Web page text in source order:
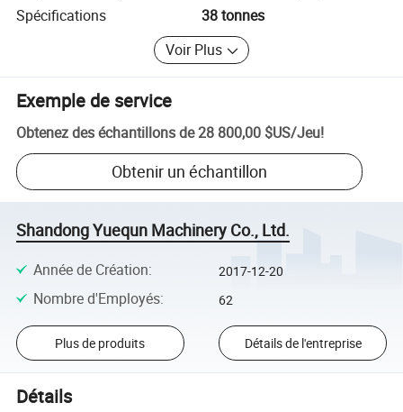
Spécifications
38 tonnes
Voir Plus
Exemple de service
Obtenez des échantillons de28 800,00 $US/Jeu!
Obtenir un échantillon
Shandong Yuequn Machinery Co., Ltd.
Année de Création: 2017-12-20
Nombre d'Employés: 62
Plus de produits Détails de l'entreprise
Détails